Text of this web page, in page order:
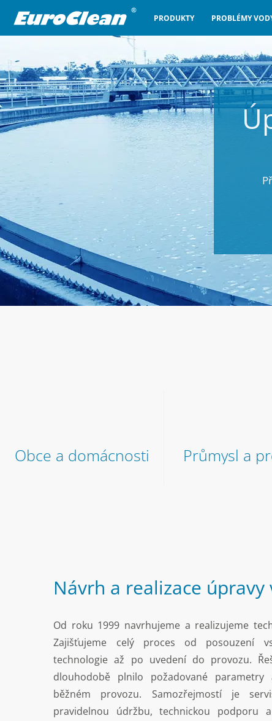
PRODUKTY PROBLÉMY
Obce a domácnosti Průmysl a
Návrh a realizace úpravy
Od roku 1999 navrhujeme a realizujeme
Zajišťujeme celý proces od posouzení
technologie až po uvedení do provozu.
dlouhodobě plnilo požadované
běžném provozu. Samozřejmostí je
pravidelnou údržbu, technickou podporu